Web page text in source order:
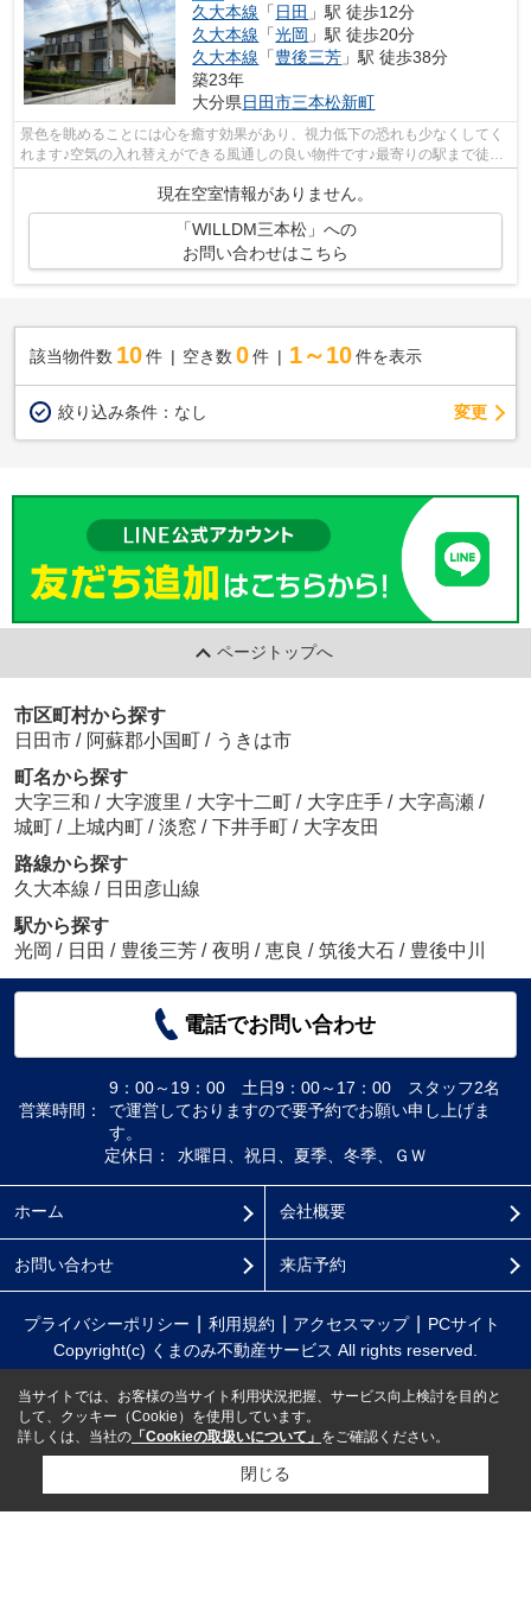
久大本線 「 日田 」駅 徒歩12分
久大本線 「光岡 」駅 徒歩20分
久大本線 「豊後三芳 」駅 徒歩38分
築23年
大分県日田市三本松新町
景色を眺めることには心を癒す効果があり、視力低下の恐れも少なくしてく
れます♪空気の入れ替えができる風通しの良い物件です♪最寄りの駅まで徒歩
現在空室情報がありません。
「WILLDM三本松」への
お問い合わせはこちら
該当物件数 10件 空き数 0 件 1～10 件を表示
絞り込み条件： なし 変更
ページトップへ
市区町村から探す
日田市 / 阿蘇郡小国町 / うきは市
町名から探す
大字三和 / 大字渡里 / 大字十二町 / 大字庄手 / 大字高瀬 /
城町 / 上城内町 / 淡窓 / 下井手町 / 大字友田
路線から探す
久大本線 / 日田彦山線
駅から探す
光岡 / 日田 / 豊後三芳 / 夜明 / 恵良 / 筑後大石 / 豊後中川
電話でお問い合わせ
営業時間：
9：00～19：00 土日9：00～17：00 スタッフ2名
で運営しておりますので要予約でお願い申し上げま
す。
定休日：
水曜日、祝日、夏季、冬季、ＧＷ
ホーム 会社概要
お問い合わせ 来店予約
プライバシーポリシー 利用規約 アクセスマップ
PCサイト
Copyright(c) くまのみ不動産サービス All rights reserved.
当サイトでは、お客様の当サイト利用状況把握、サービス向上検討を目的と
して、クッキー（Cookie）を使用しています。
詳しくは、当社の 「Cookieの取扱いについて」 をご確認ください。
閉じる